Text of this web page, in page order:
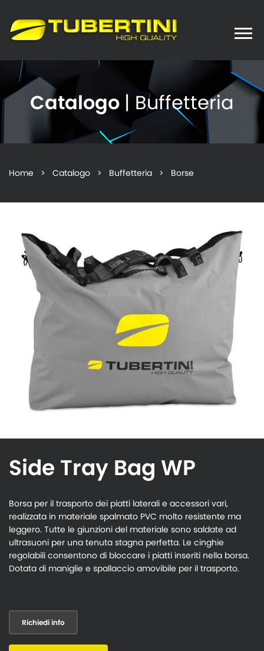
Toggle
Catalogo | Buffetteria
Home > Catalogo > Buffetteria > Borse
Side Tray Bag WP
Borsa per il trasporto dei piatti laterali e accessori vari,
realizzata in materiale spalmato PVC molto resistente ma
leggero. Tutte le giunzioni del materiale sono saldate ad
ultrasuoni per una tenuta stagna perfetta. Le cinghie
regolabili consentono di bloccare i piatti inseriti nella borsa.
Dotata di maniglie e spallaccio amovibile per il trasporto.
Richiedi info